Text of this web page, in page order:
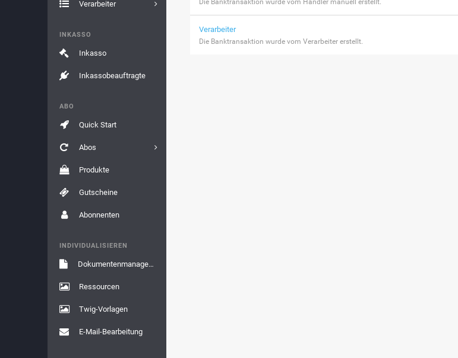
Verarbeiter
INKASSO
Inkasso
Inkassobeauftragte
ABO
Quick Start
Abos
Produkte
Gutscheine
Abonnenten
INDIVIDUALISIEREN
Dokumentenmanagement
Ressourcen
Twig-Vorlagen
E-Mail-Bearbeitung
Die Banktransaktion wurde vom Händler manuell erstellt.
Verarbeiter
Die Banktransaktion wurde vom Verarbeiter erstellt.